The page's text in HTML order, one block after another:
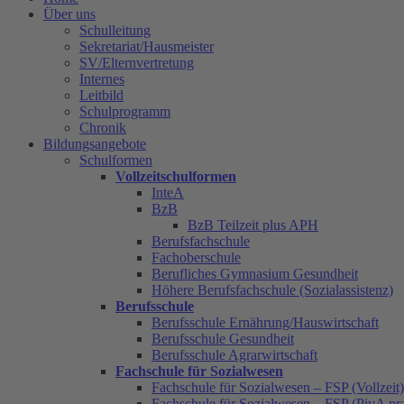
Über uns
Schulleitung
Sekretariat/Hausmeister
SV/Elternvertretung
Internes
Leitbild
Schulprogramm
Chronik
Bildungsangebote
Schulformen
Vollzeitschulformen
InteA
BzB
BzB Teilzeit plus APH
Berufsfachschule
Fachoberschule
Berufliches Gymnasium Gesundheit
Höhere Berufsfachschule (Sozialassistenz)
Berufsschule
Berufsschule Ernährung/Hauswirtschaft
Berufsschule Gesundheit
Berufsschule Agrarwirtschaft
Fachschule für Sozialwesen
Fachschule für Sozialwesen – FSP (Vollzeit)